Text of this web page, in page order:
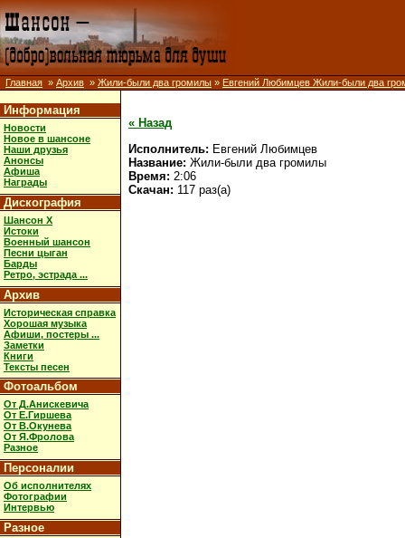
Главная » Архив » Жили-были два громилы » Евгений Любимцев Жили-были два
Информация
Новости
Новое в шансоне
Наши друзья
Анонсы
Афиша
Награды
Дискография
Шансон X
Истоки
Военный шансон
Песни цыган
Барды
Ретро, эстрада ...
Архив
Историческая справка
Хорошая музыка
Афиши, постеры ...
Заметки
Книги
Тексты песен
Фотоальбом
От Д.Анискевича
От Е.Гиршева
От В.Окунева
От Я.Фролова
Разное
Персоналии
Об исполнителях
Фотографии
Интервью
Разное
« Назад
Исполнитель: Евгений Любимцев
Название: Жили-были два громилы
Время: 2:06
Скачан: 117 раз(а)